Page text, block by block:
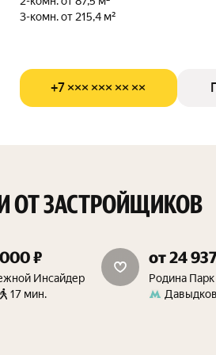
3-комн. от 215,4 м²
+7 ××× ××× ×× ××
ЗАСТРОЙЩИКОВ
₽
Инсайдер
17 мин.
15 м² в
от 24
Родина Парк